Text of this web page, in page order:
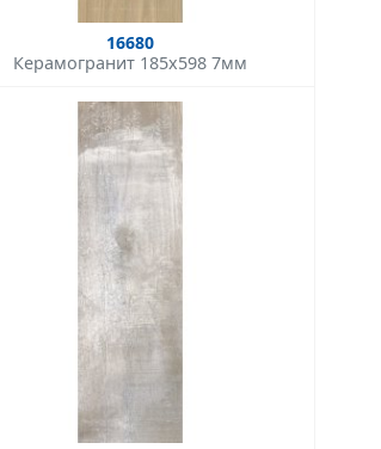
16680
Керамогранит 185x598 7мм